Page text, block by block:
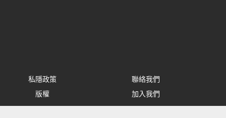
私隱政策
聯絡我們
版權
加入我們